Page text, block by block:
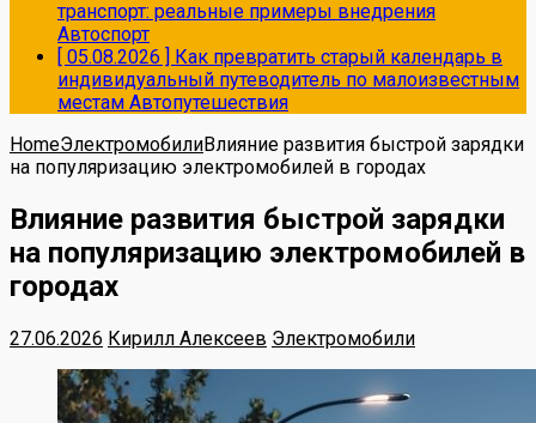
транспорт: реальные примеры внедрения
Автоспорт
[ 05.08.2026 ] Как превратить старый календарь в
индивидуальный путеводитель по малоизвестным
местам Автопутешествия
HomeЭлектромобилиВлияние развития быстрой зарядки
на популяризацию электромобилей в городах
Влияние развития быстрой зарядки
на популяризацию электромобилей в
городах
27.06.2026 Кирилл Алексеев Электромобили